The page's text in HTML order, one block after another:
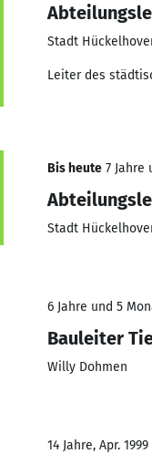
Stadt
Leiter des
Bis heute 7 Jahre
Stadt
6 Jahre und 5
Bauleiter
Willy Dohmen
14 Jahre, Apr.